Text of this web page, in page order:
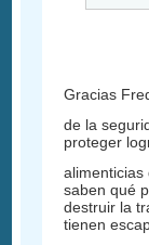
Gracias
de la
proteger
saben qué
destruir la
tienen